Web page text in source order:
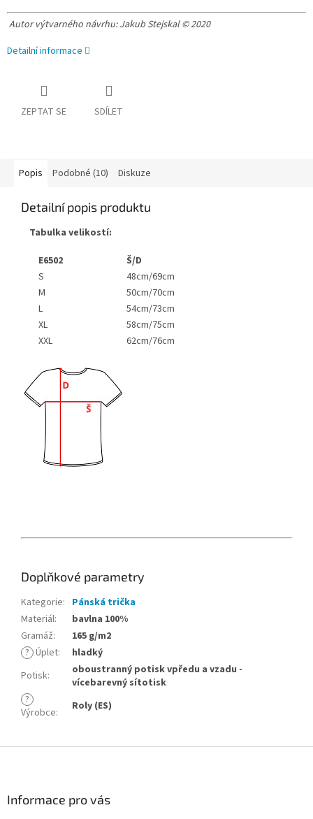
Autor výtvarného návrhu: Jakub Stejskal © 2020
Detailní informace
ZEPTAT SE SDÍLET
Popis Podobné (10) Diskuze
Detailní popis produktu
Tabulka velikostí:
E6502
Š/D
S
48cm/69cm
M
50cm/70cm
L
54cm/73cm
XL
58cm/75cm
XXL
62cm/76cm
Doplňkové parametry
Kategorie: Pánská trička
Materiál:
bavlna 100%
Gramáž:
165 g/m2
? Úplet:
hladký
Potisk:
oboustranný potisk vpředu a vzadu -
vícebarevný sítotisk
?
Výrobce: Roly (ES)
Informace pro vás